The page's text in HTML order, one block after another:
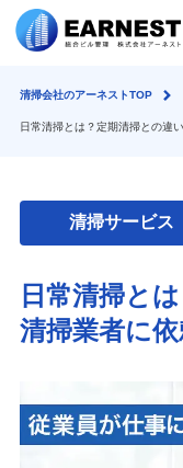
清掃会社のアーネストTOP
日常清掃とは？定期清掃との違
清掃サービス
日常清掃と
清掃業者に